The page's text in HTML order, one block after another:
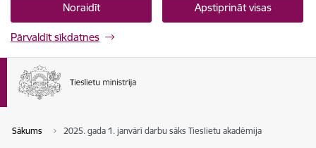
Noraidīt Apstiprināt visas
Pārvaldīt sīkdatnes
Sākums 2025. gada 1. janvārī darbu sāks Tieslietu akadēmija